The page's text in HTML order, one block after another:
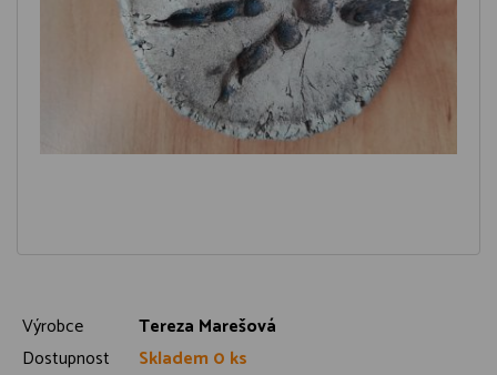
Výrobce
Tereza Marešová
Dostupnost
Skladem 0 ks